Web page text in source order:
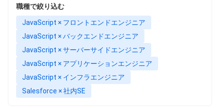
職種で絞り込む
JavaScript × フロントエンドエンジニア
JavaScript × バックエンドエンジニア
JavaScript × サーバーサイドエンジニア
JavaScript × アプリケーションエンジニア
JavaScript × インフラエンジニア
Salesforce × 社内SE